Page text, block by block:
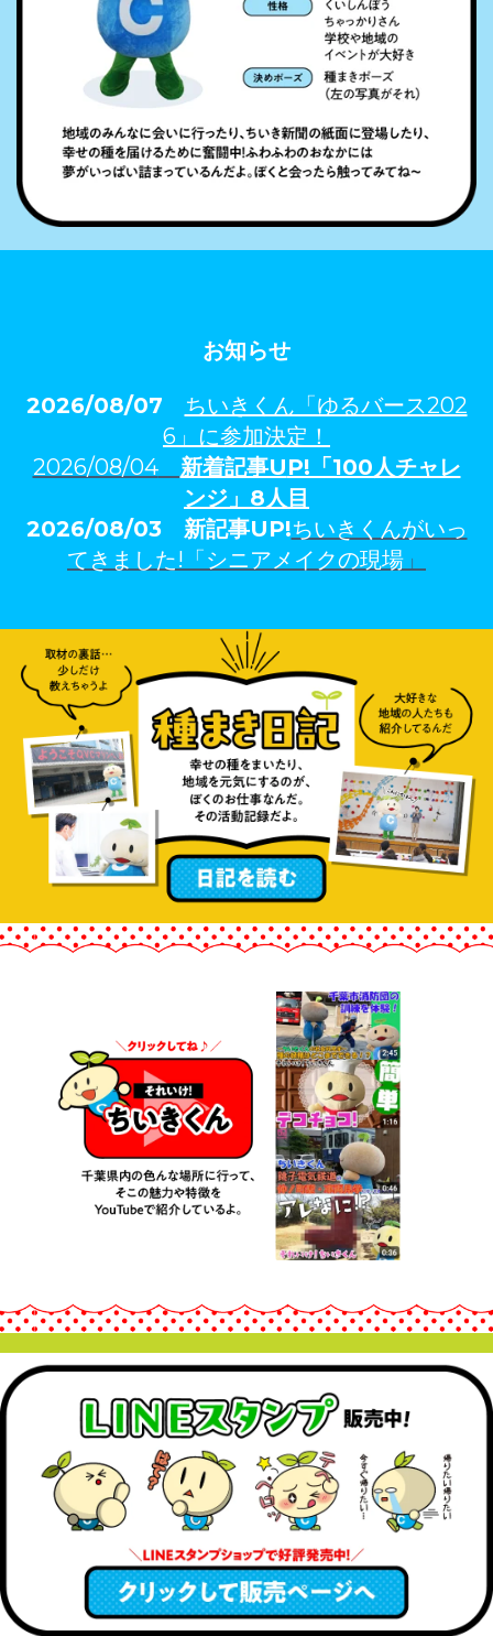
お知らせ
2026/08/07
ちいきくん「ゆるバース202
6」に参加決定！
2026/08/04
新着記事UP!「100人チャレ
ンジ」 8人目
2026/08/03 新記事UP!ちいきくんがいっ
てきました!「シニアメイクの現場 」